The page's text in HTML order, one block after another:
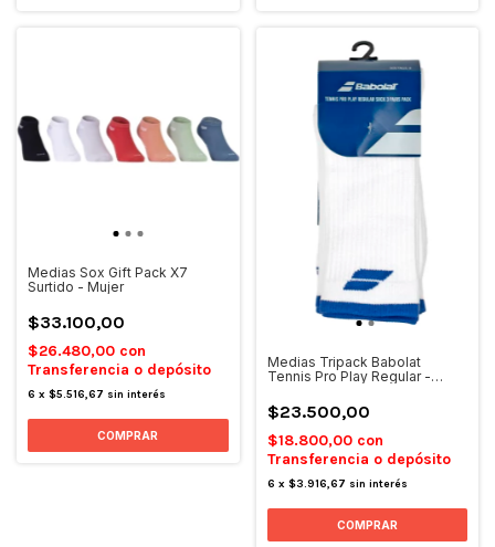
Medias Sox Gift Pack X7
Surtido - Mujer
$33.100,00
$26.480,00 con
Transferencia o depósito
6 x $5.516,67 sin interés
COMPRAR
Medias Tripack Babolat
Tennis Pro Play Regular -
$23.500,00
$18.800,00 con
Transferencia o depósito
6 x $3.916,67 sin interés